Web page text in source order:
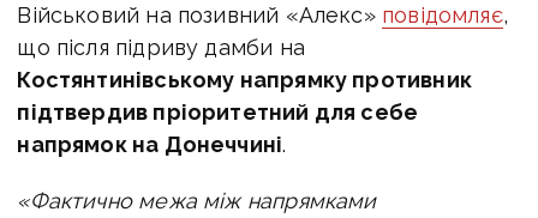
Військовий на позивний «Алекс» повідомляє,
що після підриву дамби на
Костянтинівському напрямку противник
підтвердив пріоритетний для себе
напрямок на Донеччині.
«Фактично межа між напрямками